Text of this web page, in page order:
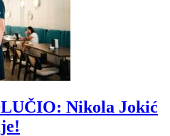
Nikola Jokić